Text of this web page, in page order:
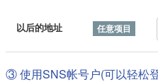
以后的地址
③ 使用SNS帐号户(可以轻松